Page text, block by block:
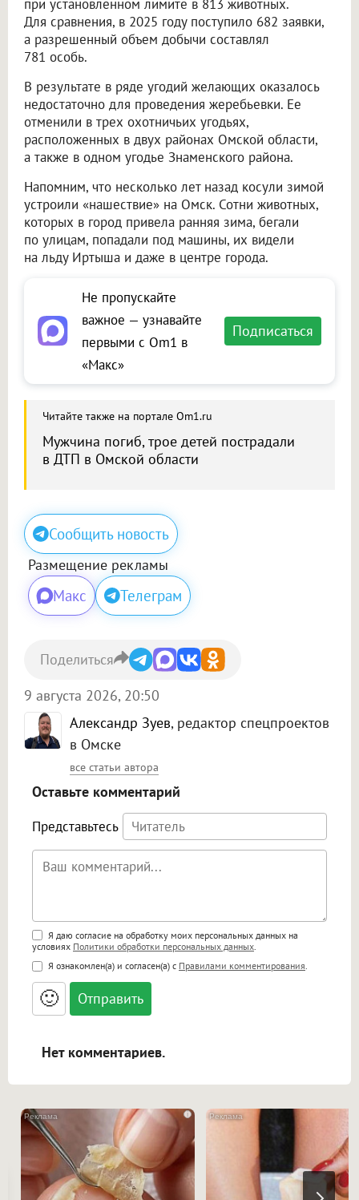
при установленном лимите в 813 животных.
Для сравнения, в 2025 году поступило 682 заявки,
а разрешенный объем добычи составлял
781 особь.
В результате в ряде угодий желающих оказалось
недостаточно для проведения жеребьевки. Ее
отменили в трех охотничьих угодьях,
расположенных в двух районах Омской области,
а также в одном угодье Знаменского района.
Напомним, что несколько лет назад косули зимой
устроили «нашествие» на Омск. Сотни животных,
которых в город привела ранняя зима, бегали
по улицам, попадали под машины, их видели
на льду Иртыша и даже в центре города.
Не пропускайте
важное — узнавайте
первыми с Om1 в
«Макс»
Подписаться
Читайте также на портале Om1.ru
Мужчина погиб, трое детей пострадали
в ДТП в Омской области
Сообщить новость
Размещение рекламы
Макс Телеграм
Александр Зуев, редактор спецпроектов
в Омске
все статьи автора
9 августа 2026, 20:50
Поделиться
Оставьте комментарий
Представьтесь
Поддержка HTML
<b>, <strong>, <u>, <i>, <em>, <s>, <big>,
<small>, <sup>, <sub>, <pre>, <ul>, <ol>, <li>,
<blockquote>, <code> экранирует HTML,
адреса URL автоматически становятся
ссылками, и [img]адрес[/img] будет
Я даю согласие на обработку моих персональных данных на
условиях Политики обработки персональных данных.
Я ознакомлен(а) и согласен(а) с Правилами комментирования.
🙂
Нет комментариев.
i